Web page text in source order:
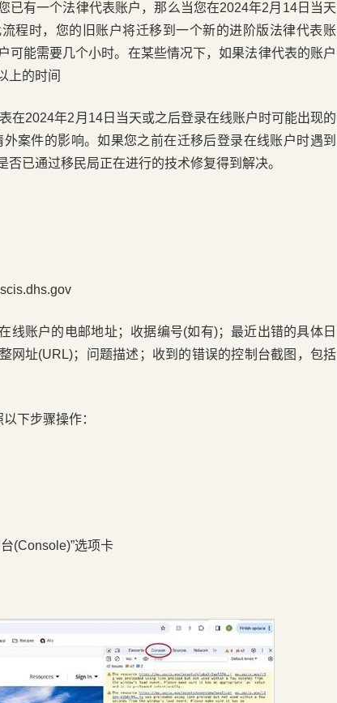
已有一个法律代表账户，那么当您在2024年2月14日当天
程时，您的旧账户将迁移到一个新的进阶版法律代表账
可能需要几个小时。在某些情况下，如果法律代表的账户
上的时间
在2024年2月14日当天或之后登录在线账户时可能出现的
案件的影响。如果您之前在迁移后登录在线账户时遇到
已通过移民局正在进行的技术修复得到解决。
线账户的电邮地址；收据编号(如有)；最近出错的具体日
网址(URL)；问题描述；收到的错误的控制台截图，包括
下步骤操作：
(Console)”选项卡